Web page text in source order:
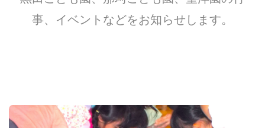
事、イベントなどをお知らせします。